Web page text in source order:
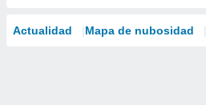
Actualidad Mapa de nubosidad